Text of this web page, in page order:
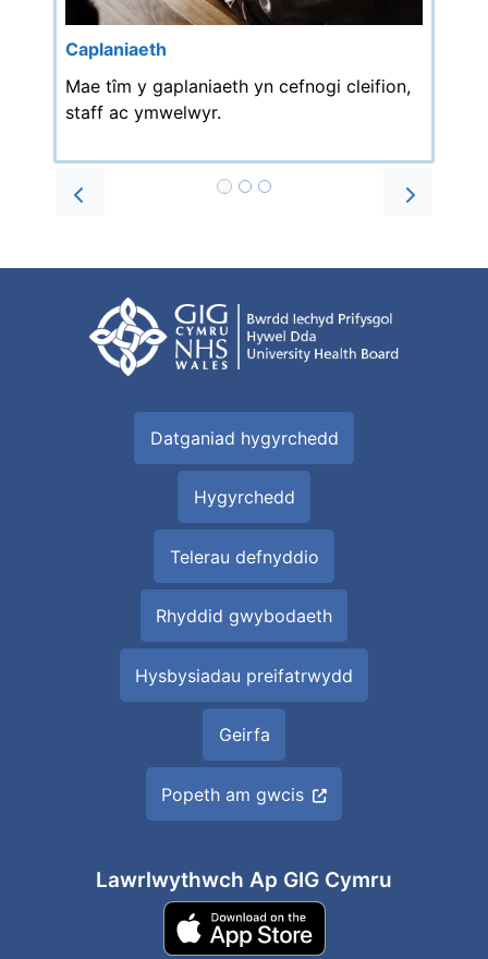
Caplaniaeth
Mae tîm y gaplaniaeth yn cefnogi cleifion,
staff ac ymwelwyr.
Prev Next
Datganiad hygyrchedd
Hygyrchedd
Telerau defnyddio
Rhyddid gwybodaeth
Hysbysiadau preifatrwydd
Geirfa
Popeth am gwcis
Lawrlwythwch Ap GIG Cymru